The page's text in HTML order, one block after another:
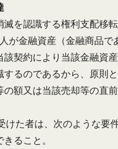
滅を認識する権利支配移転
が金融資産（金融商品で
該契約により当該金融資
するのであるから、原則
の額又は当該売却等の直
た者は、次のような要
ること。